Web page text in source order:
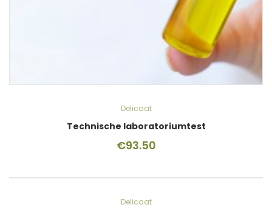
Delicaat
Technische laboratoriumtest
€93.50
Delicaat